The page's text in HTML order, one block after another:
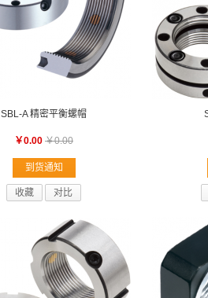
SBL-A 精密平衡螺帽
￥0.00 ￥0.00
到货通知
收藏 对比